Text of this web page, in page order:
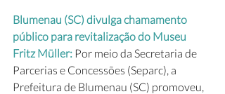
Blumenau (SC) divulga chamamento
público para revitalização do Museu
Fritz Müller: Por meio da Secretaria de
Parcerias e Concessões (Separc), a
Prefeitura de Blumenau (SC) promoveu,